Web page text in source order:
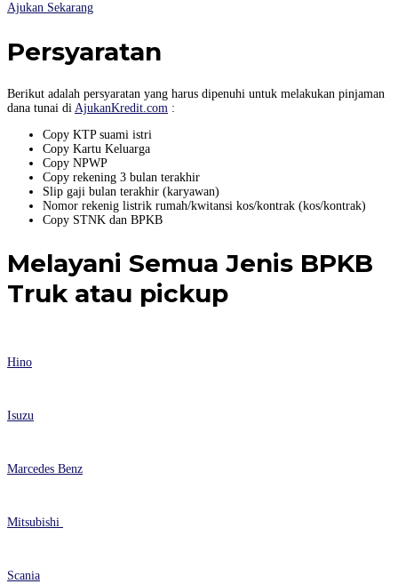
Ajukan Sekarang
Persyaratan
Berikut adalah persyaratan yang harus dipenuhi untuk melakukan pinjaman
dana tunai di AjukanKredit.com :
Copy KTP suami istri
Copy Kartu Keluarga
Copy NPWP
Copy rekening 3 bulan terakhir
Slip gaji bulan terakhir (karyawan)
Nomor rekenig listrik rumah/kwitansi kos/kontrak (kos/kontrak)
Copy STNK dan BPKB
Melayani Semua Jenis BPKB
Truk atau pickup
Hino
Isuzu
Marcedes Benz
Mitsubishi
Scania